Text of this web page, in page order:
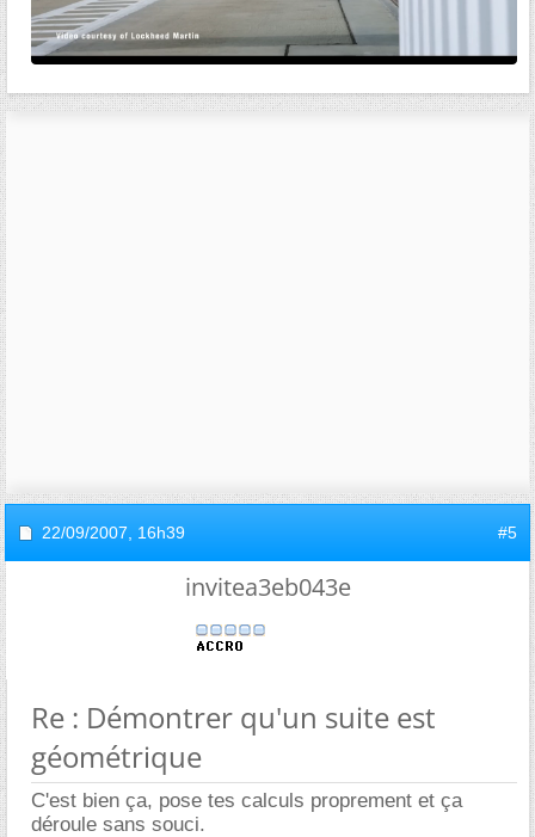
22/09/2007, 16h39 #5
invitea3eb043e
Re : Démontrer qu'un suite est
géométrique
C'est bien ça, pose tes calculs proprement et ça
déroule sans souci.